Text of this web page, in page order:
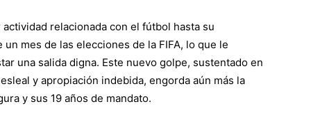
relacionada con el fútbol hasta su
mes de las elecciones de la FIFA, lo que le
una salida digna. Este nuevo golpe, sustentado en
y apropiación indebida, engorda aún más la
y sus 19 años de mandato.